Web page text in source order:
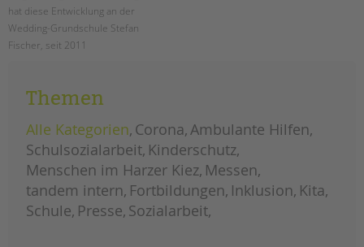
hat diese Entwicklung an der
Wedding-Grundschule Stefan
Fischer, seit 2011
Einblick in das Thema.
weiterlesenstärke
statt
macht:
„neue
autorität“
im
system
schule
Themen
Alle Kategorien Corona Ambulante Hilfen
Schulsozialarbeit Kinderschutz
Menschen im Harzer Kiez Messen
tandem intern Fortbildungen Inklusion Kita
Schule Presse Sozialarbeit